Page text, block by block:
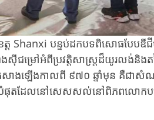
Shanxi ​​បន្ទប់ដក​បទពិសោធ​​​បែបឌី
ជម្រៅ​អំពីប្រវត្តិសាស្ត្រ​ដ៏យូរលង់​និងត
សាង​ឡើងកាលពី​ ៩៧០ ឆ្នាំមុន ​គឺជា​
េបំផុត​ដែលនៅសេសសល់នៅ​ពិភពលោក​បច្